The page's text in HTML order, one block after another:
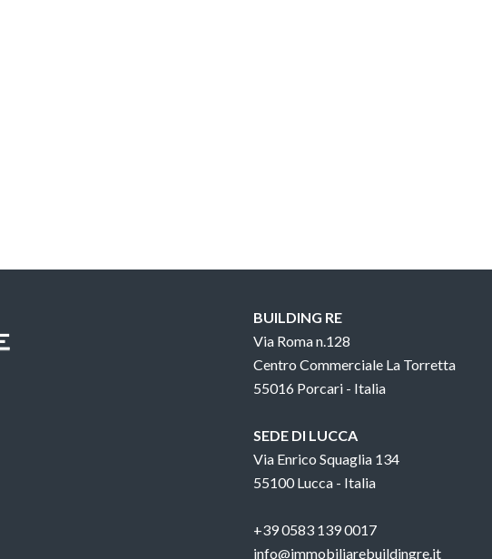
BUILDING RE
Via Roma n.128
Centro Commerciale La Torretta
55016 Porcari - Italia
SEDE DI LUCCA
Via Enrico Squaglia 134
55100 Lucca - Italia
+39 0583 139 0017
info@immobiliarebuildingre.it